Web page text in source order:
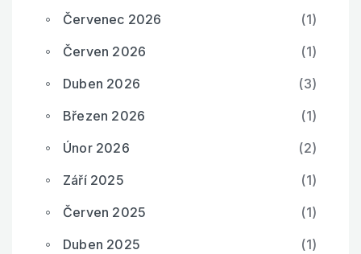
Červenec 2026
(1)
Červen 2026
(1)
Duben 2026
(3)
Březen 2026
(1)
Únor 2026
(2)
Září 2025
(1)
Červen 2025
(1)
Duben 2025
(1)